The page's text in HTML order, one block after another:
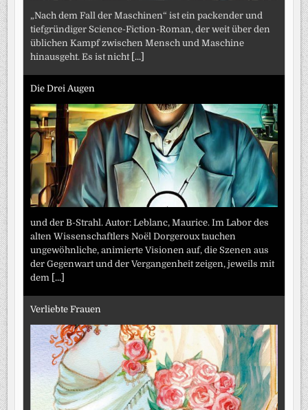
„Nach dem Fall der Maschinen“ ist ein packender und
tiefgründiger Science-Fiction-Roman, der weit über den
üblichen Kampf zwischen Mensch und Maschine
hinausgeht. Es ist nicht [...]
Die Drei Augen
und der B-Strahl. Autor: Leblanc, Maurice. Im Labor des
alten Wissenschaftlers Noël Dorgeroux tauchen
ungewöhnliche, animierte Visionen auf, die Szenen aus
der Gegenwart und der Vergangenheit zeigen, jeweils mit
dem [...]
Verliebte Frauen